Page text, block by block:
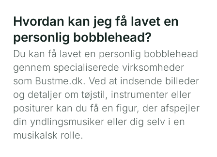
Hvordan kan jeg få lavet en
personlig bobblehead?
Du kan få lavet en personlig bobblehead
gennem specialiserede virksomheder
som Bustme.dk. Ved at indsende billeder
og detaljer om tøjstil, instrumenter eller
positurer kan du få en figur, der afspejler
din yndlingsmusiker eller dig selv i en
musikalsk rolle.